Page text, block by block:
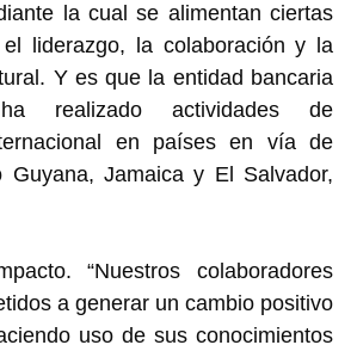
la cual se alimentan ciertas
liderazgo, la colaboración y la
Y es que la entidad bancaria
ha realizado actividades de
en países en vía de
Guyana, Jamaica y El Salvador,
“Nuestros colaboradores
a generar un cambio positivo
uso de sus conocimientos